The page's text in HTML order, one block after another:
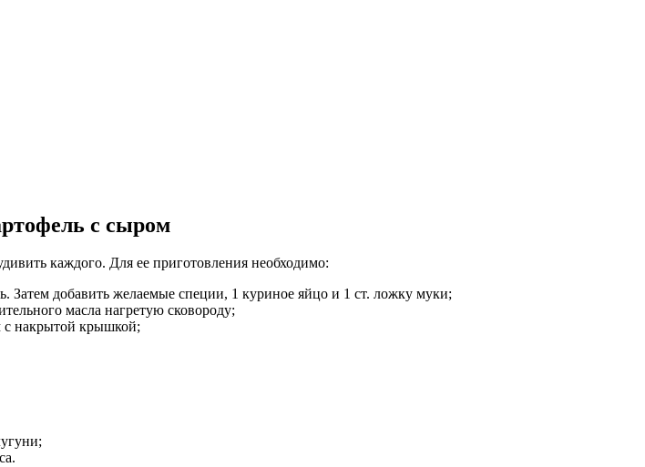
с сыром
каждого. Для ее приготовления необходимо:
Затем добавить желаемые специи, 1 куриное яйцо и 1 ст. ложку муки;
масла нагретую сковороду;
с накрытой крышкой;